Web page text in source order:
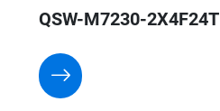
QSW-M7230-2X4F24T